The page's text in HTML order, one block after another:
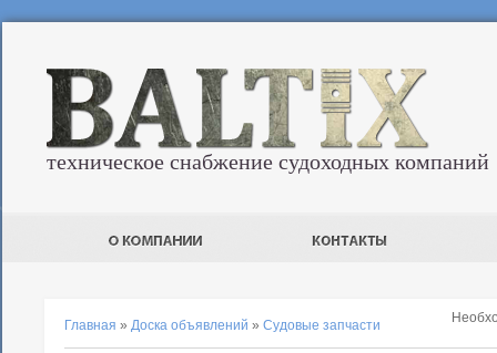
техническое снабжение судоходных компаний
Главная » Доска объявлений » Судовые запчасти